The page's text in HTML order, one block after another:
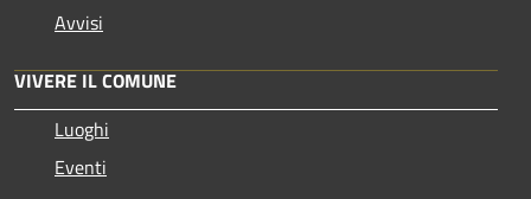
Avvisi
VIVERE IL COMUNE
Luoghi
Eventi